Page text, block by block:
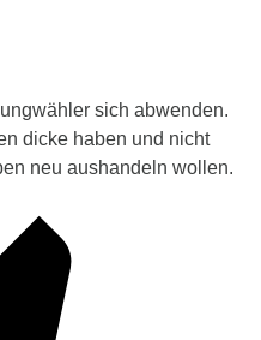
sich abwenden.
dicke haben und nicht
neu aushandeln wollen.